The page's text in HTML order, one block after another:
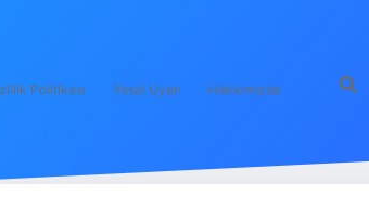
Politikası Yasal Uyarı Hakkımızda